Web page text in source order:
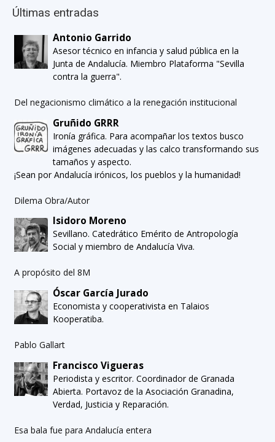
Últimas entradas
Antonio Garrido
Asesor técnico en infancia y salud pública en la
Junta de Andalucía. Miembro Plataforma "Sevilla
contra la guerra".
Del negacionismo climático a la renegación institucional
Gruñido GRRR
Ironía gráfica. Para acompañar los textos busco
imágenes adecuadas y las calco transformando sus
tamaños y aspecto.
¡Sean por Andalucía irónicos, los pueblos y la humanidad!
Dilema Obra/Autor
Isidoro Moreno
Sevillano. Catedrático Emérito de Antropología
Social y miembro de Andalucía Viva.
A propósito del 8M
Óscar García Jurado
Economista y cooperativista en Talaios
Kooperatiba.
Pablo Gallart
Francisco Vigueras
Periodista y escritor. Coordinador de Granada
Abierta. Portavoz de la Asociación Granadina,
Verdad, Justicia y Reparación.
Esa bala fue para Andalucía entera